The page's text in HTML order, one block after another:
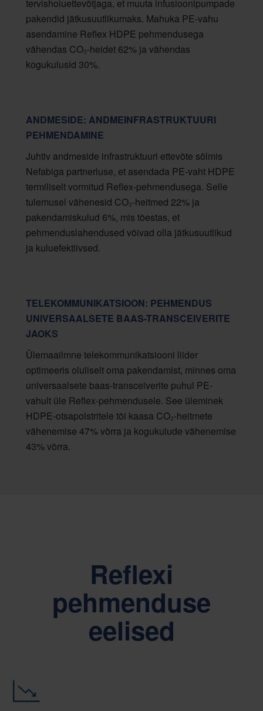
tervishoiuettevõtjaga, et muuta infusioonipumpade
pakendid jätkusuutlikumaks. Mahuka PE-vahu
asendamine Reflex HDPE pehmendusega
vähendas CO₂-heidet 62% ja vähendas
kogukulusid 30%.
ANDMESIDE: ANDMEINFRASTRUKTUURI
PEHMENDAMINE
Juhtiv andmeside infrastruktuuri ettevõte sõlmis
Nefabiga partnerluse, et asendada PE-vaht HDPE
termiliselt vormitud Reflex-pehmendusega. Selle
tulemusel vähenesid CO₂-heitmed 22% ja
pakendamiskulud 6%, mis tõestas, et
pehmenduslahendused võivad olla jätkusuutlikud
ja kuluefektiivsed.
TELEKOMMUNIKATSIOON: PEHMENDUS
UNIVERSAALSETE BAAS-TRANSCEIVERITE
JAOKS
Ülemaailmne telekommunikatsiooni liider
optimeeris oluliselt oma pakendamist, minnes oma
universaalsete baas-transceiverite puhul PE-
vahult üle Reflex-pehmendusele. See üleminek
HDPE-otsapolstritele tõi kaasa CO₂-heitmete
vähenemise 47% võrra ja kogukulude vähenemise
43% võrra.
Reflexi
pehmenduse
eelised